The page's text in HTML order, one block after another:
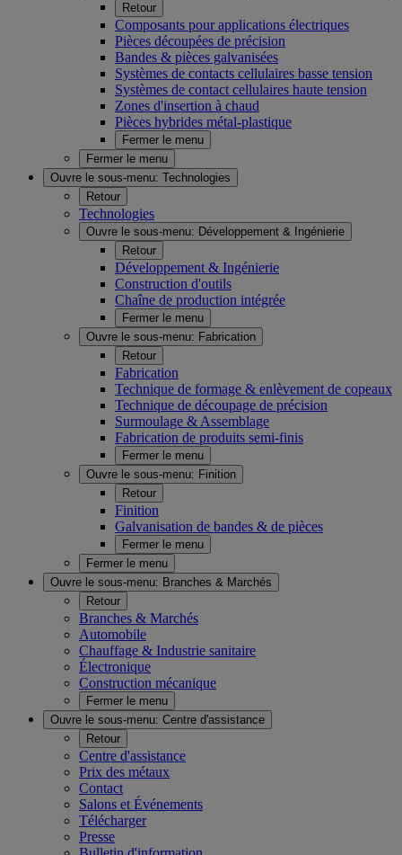
Retour
Composants pour applications électriques
Pièces découpées de précision
Bandes & pièces galvanisées
Systèmes de contacts cellulaires basse tension
Systèmes de contact cellulaires haute tension
Zones d'insertion à chaud
Pièces hybrides métal-plastique
Fermer le menu
Fermer le menu
Ouvre le sous-menu: Technologies
Retour
Technologies
Ouvre le sous-menu: Développement & Ingénierie
Retour
Développement & Ingénierie
Construction d'outils
Chaîne de production intégrée
Fermer le menu
Ouvre le sous-menu: Fabrication
Retour
Fabrication
Technique de formage & enlèvement de copeaux
Technique de découpage de précision
Surmoulage & Assemblage
Fabrication de produits semi-finis
Fermer le menu
Ouvre le sous-menu: Finition
Retour
Finition
Galvanisation de bandes & de pièces
Fermer le menu
Fermer le menu
Ouvre le sous-menu: Branches & Marchés
Retour
Branches & Marchés
Automobile
Chauffage & Industrie sanitaire
Électronique
Construction mécanique
Fermer le menu
Ouvre le sous-menu: Centre d'assistance
Retour
Centre d'assistance
Prix des métaux
Contact
Salons et Événements
Télécharger
Presse